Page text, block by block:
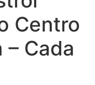
Centro
Cada